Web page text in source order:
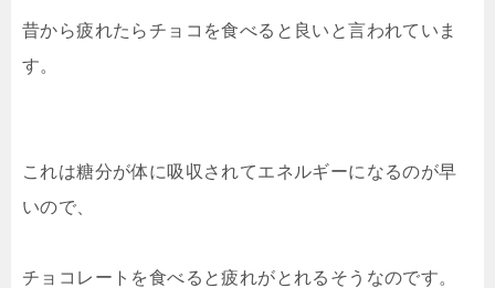
昔から疲れたらチョコを食べると良いと言われていま
す。
これは糖分が体に吸収されてエネルギーになるのが早
いので、
チョコレートを食べると疲れがとれるそうなのです。